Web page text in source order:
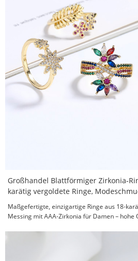
Großhandel Blattförmiger Zirkonia-
karätig vergoldete Ringe,
Maßgefertigte, einzigartige Ringe aus 18-
Messing mit AAA-Zirkonia für Damen – hohe